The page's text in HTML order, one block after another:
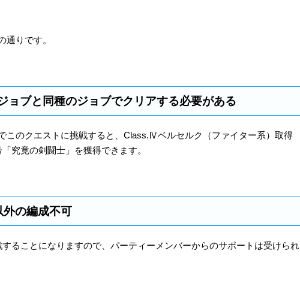
通りです。
ョブと同種のジョブでクリアする必要がある
このクエストに挑戦すると、Class.Ⅳベルセルク（ファイター系）取得
究竟の剣闘士」を獲得できます。
の編成不可
ることになりますので、パーティーメンバーからのサポートは受けられ